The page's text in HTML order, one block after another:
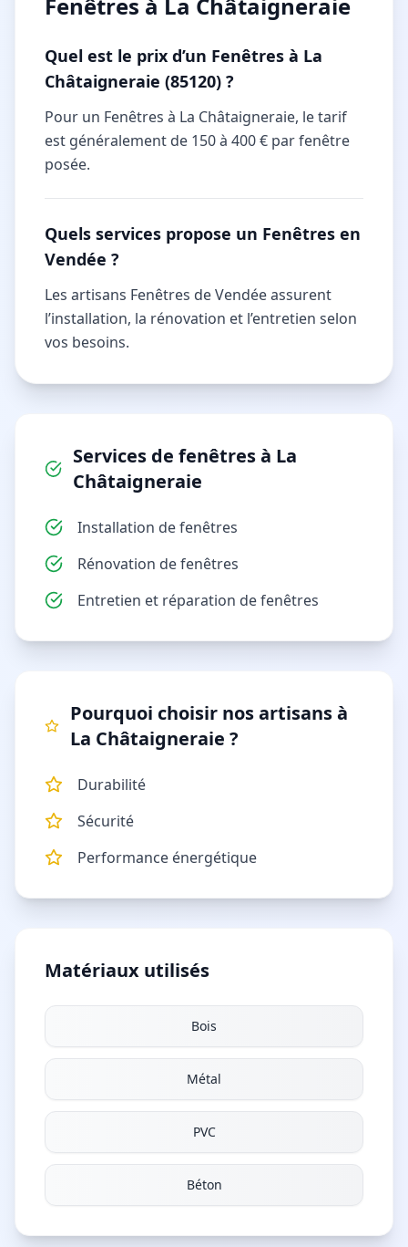
Quel est le prix d’un Fenêtres à La
Châtaigneraie (85120) ?
Pour un Fenêtres à La Châtaigneraie, le tarif
est généralement de 150 à 400 € par fenêtre
posée.
Quels services propose un Fenêtres en
Vendée ?
Les artisans Fenêtres de Vendée assurent
l’installation, la rénovation et l’entretien selon
vos besoins.
Services defenêtresà La
Châtaigneraie
Installation de fenêtres
Rénovation de fenêtres
Entretien et réparation de fenêtres
Pourquoi choisir nos artisans à
La Châtaigneraie ?
Durabilité
Sécurité
Performance énergétique
Matériaux utilisés
Bois
Métal
PVC
Béton